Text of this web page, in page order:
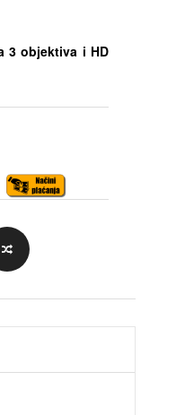
3 objektiva i HD